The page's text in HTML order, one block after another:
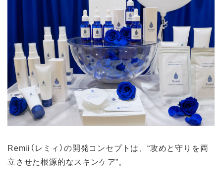
Remii（レミィ）の開発コンセプトは、“攻めと守りを両
立させた根源的なスキンケア”。